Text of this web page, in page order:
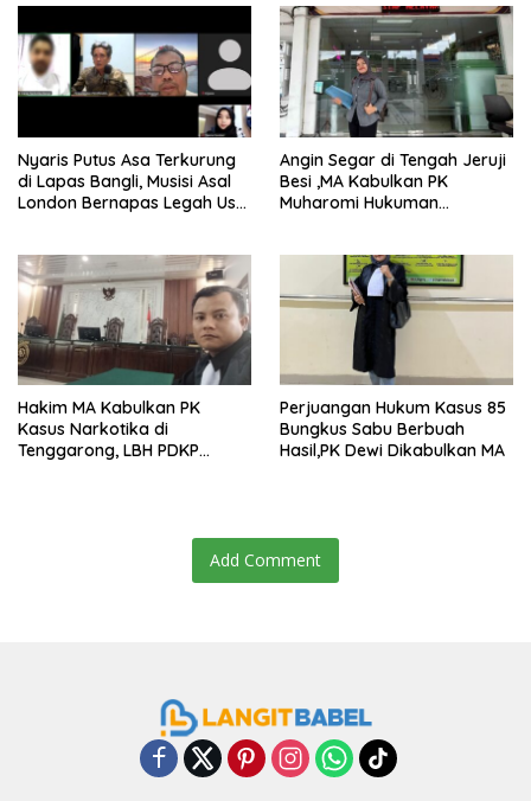
Nyaris Putus Asa Terkurung
di Lapas Bangli, Musisi Asal
London Bernapas Legah Usai
Angin Segar di Tengah Jeruji
Besi ,MA Kabulkan PK
Muharomi Hukuman
Hakim MA Kabulkan PK
Kasus Narkotika di
Tenggarong, LBH PDKP
Perjuangan Hukum Kasus 85
Bungkus Sabu Berbuah
Hasil,PK Dewi Dikabulkan MA
Add Comment